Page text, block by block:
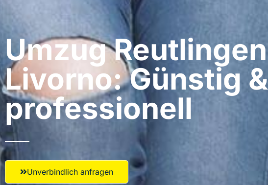
Umzug Reutlingen​
Livorno: Günstig &
professionell​
Unverbindlich anfragen